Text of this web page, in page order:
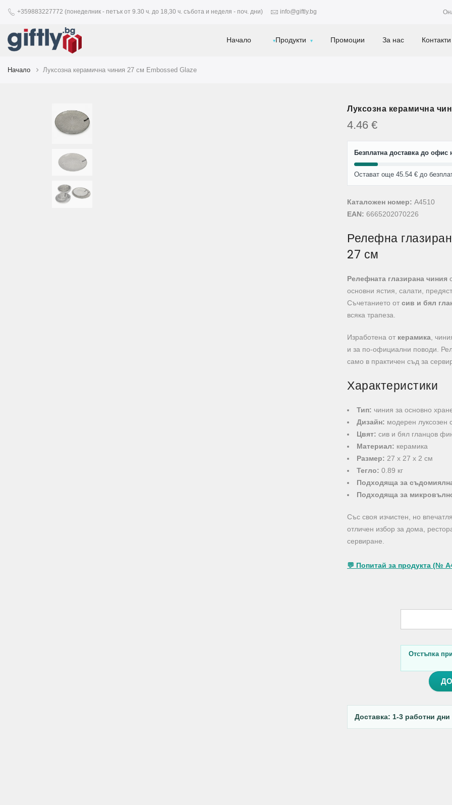
+359883227772 (понеделник - петък от 9.30 ч. до 18,30 ч. събота и неделя - поч. дни) info@giftly.bg
Начало Продукти Промоции За нас Контакти
Начало Луксозна керамична чиния 27 см Embossed Glaze
Луксозна керамична
4.46 €
Безплатна доставка до офис
Остават още 45.54 € до
Каталожен номер: A4510
EAN: 6665202070226
Релефна
27 см
Релефната глазирана чиния
основни ястия, салати,
Съчетанието от сив и бял
всяка трапеза.
Изработена от керамика ,
и за по-официални поводи.
само в практичен съд за
Характеристики
Тип: чиния за основно
Дизайн: модерен луксозен
Цвят: сив и бял гланцов
Материал: керамика
Размер: 27 х 27 х 2 см
Тегло: 0.89 кг
Подходяща за
Подходяща за
Със своя изчистен, но
отличен избор за дома,
сервиране.
💬 Попитай за продукта (№
Отстъпка
Доставка: 1-3 работни дни